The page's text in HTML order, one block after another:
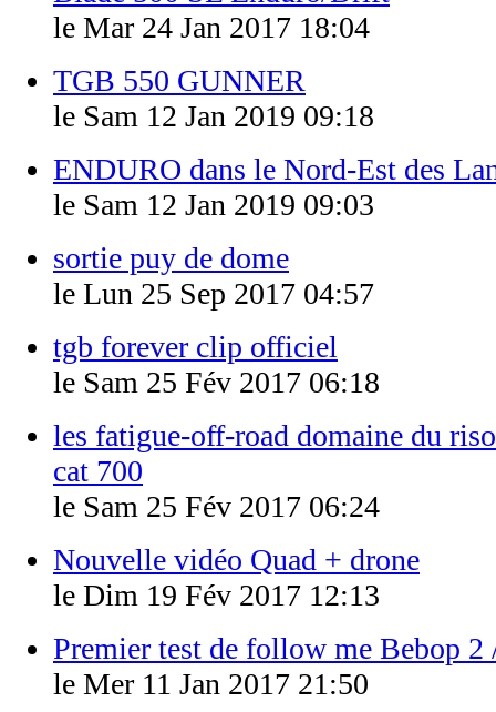
le Mar 24 Jan 2017 18:04
TGB 550 GUNNER
le Sam 12 Jan 2019 09:18
ENDURO dans le Nord-Est des
le Sam 12 Jan 2019 09:03
sortie puy de dome
le Lun 25 Sep 2017 04:57
tgb forever clip officiel
le Sam 25 Fév 2017 06:18
les fatigue-off-road domaine du
cat 700
le Sam 25 Fév 2017 06:24
Nouvelle vidéo Quad + drone
le Dim 19 Fév 2017 12:13
Premier test de follow me Bebop 2
le Mer 11 Jan 2017 21:50